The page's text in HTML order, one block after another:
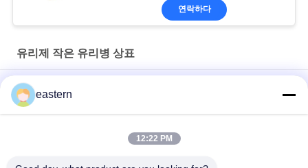
연락하다
유리제 작은 유리병 상표
Somatropin HG 176-191 2mlx10 레이블이 있는 유리 바이알
전 세트 Paer Instrution를 가진 tren 아세테이트 작은 유리병 작은
eastern
12:22 PM